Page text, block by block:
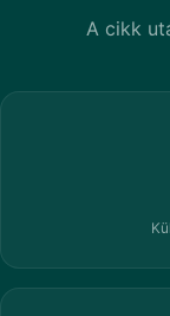
A cikk